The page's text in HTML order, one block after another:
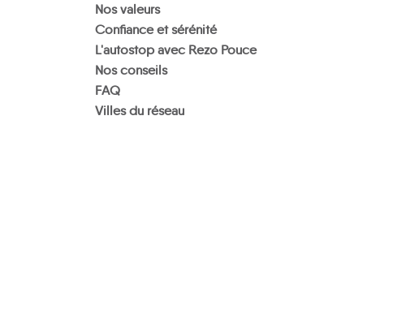
Nos valeurs
Confiance et sérénité
L'autostop avec Rezo Pouce
Nos conseils
FAQ
Villes du réseau